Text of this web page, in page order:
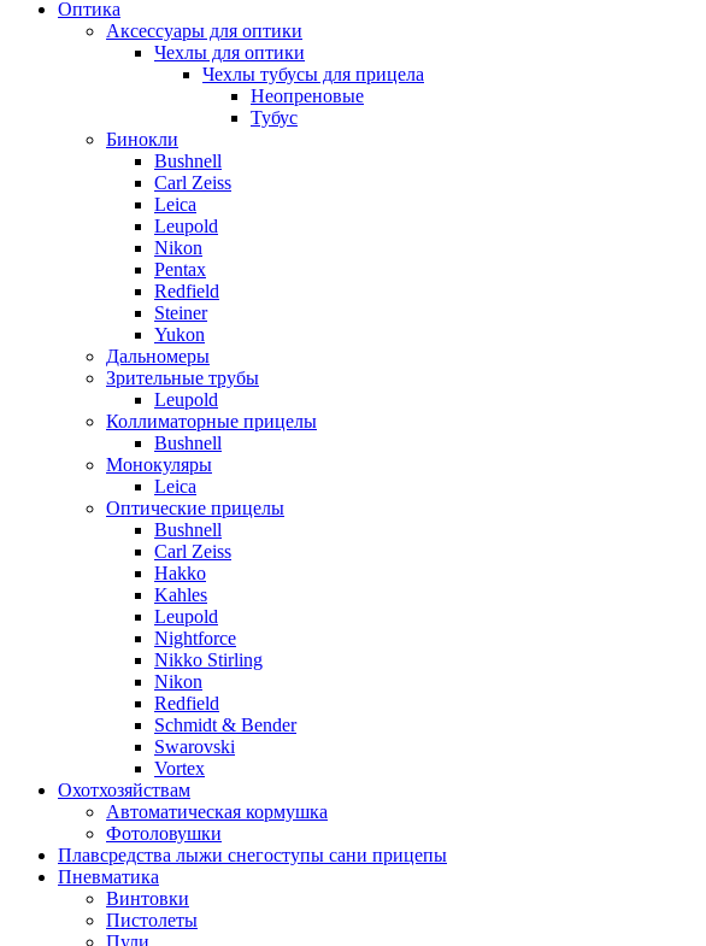
Оптика
Аксессуары для оптики
Чехлы для оптики
Чехлы тубусы для прицела
Неопреновые
Тубус
Бинокли
Bushnell
Carl Zeiss
Leica
Leupold
Nikon
Pentax
Redfield
Steiner
Yukon
Дальномеры
Зрительные трубы
Leupold
Коллиматорные прицелы
Bushnell
Монокуляры
Leica
Оптические прицелы
Bushnell
Carl Zeiss
Hakko
Kahles
Leupold
Nightforce
Nikko Stirling
Nikon
Redfield
Schmidt & Bender
Swarovski
Vortex
Охотхозяйствам
Автоматическая кормушка
Фотоловушки
Плавсредства лыжи снегоступы сани прицепы
Пневматика
Винтовки
Пистолеты
Пули